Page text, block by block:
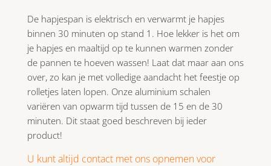
De hapjespan is elektrisch en verwarmt je hapjes
binnen 30 minuten op stand 1. Hoe lekker is het om
je hapjes en maaltijd op te kunnen warmen zonder
de pannen te hoeven wassen! Laat dat maar aan ons
over, zo kan je met volledige aandacht het feestje op
rolletjes laten lopen. Onze aluminium schalen
variëren van opwarm tijd tussen de 15 en de 30
minuten. Dit staat goed beschreven bij ieder
product!
U kunt altijd contact met ons opnemen voor